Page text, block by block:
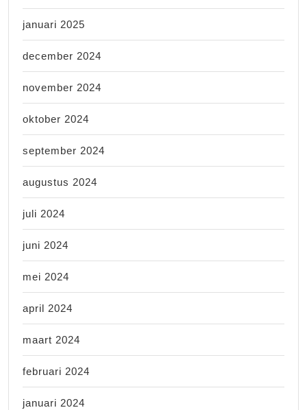
januari 2025
december 2024
november 2024
oktober 2024
september 2024
augustus 2024
juli 2024
juni 2024
mei 2024
april 2024
maart 2024
februari 2024
januari 2024